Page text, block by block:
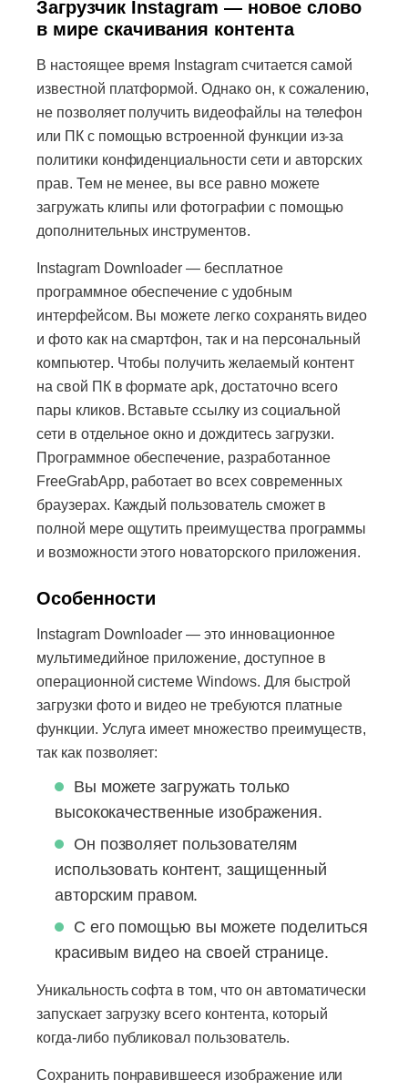
Загрузчик Instagram — новое слово
в мире скачивания контента
В настоящее время Instagram считается самой
известной платформой. Однако он, к сожалению,
не позволяет получить видеофайлы на телефон
или ПК с помощью встроенной функции из-за
политики конфиденциальности сети и авторских
прав. Тем не менее, вы все равно можете
загружать клипы или фотографии с помощью
дополнительных инструментов.
Instagram Downloader — бесплатное
программное обеспечение с удобным
интерфейсом. Вы можете легко сохранять видео
и фото как на смартфон, так и на персональный
компьютер. Чтобы получить желаемый контент
на свой ПК в формате apk, достаточно всего
пары кликов. Вставьте ссылку из социальной
сети в отдельное окно и дождитесь загрузки.
Программное обеспечение, разработанное
FreeGrabApp, работает во всех современных
браузерах. Каждый пользователь сможет в
полной мере ощутить преимущества программы
и возможности этого новаторского приложения.
Особенности
Instagram Downloader — это инновационное
мультимедийное приложение, доступное в
операционной системе Windows. Для быстрой
загрузки фото и видео не требуются платные
функции. Услуга имеет множество преимуществ,
так как позволяет:
Вы можете загружать только
высококачественные изображения.
Он позволяет пользователям
использовать контент, защищенный
авторским правом.
С его помощью вы можете поделиться
красивым видео на своей странице.
Уникальность софта в том, что он автоматически
запускает загрузку всего контента, который
когда-либо публиковал пользователь.
Сохранить понравившееся изображение или